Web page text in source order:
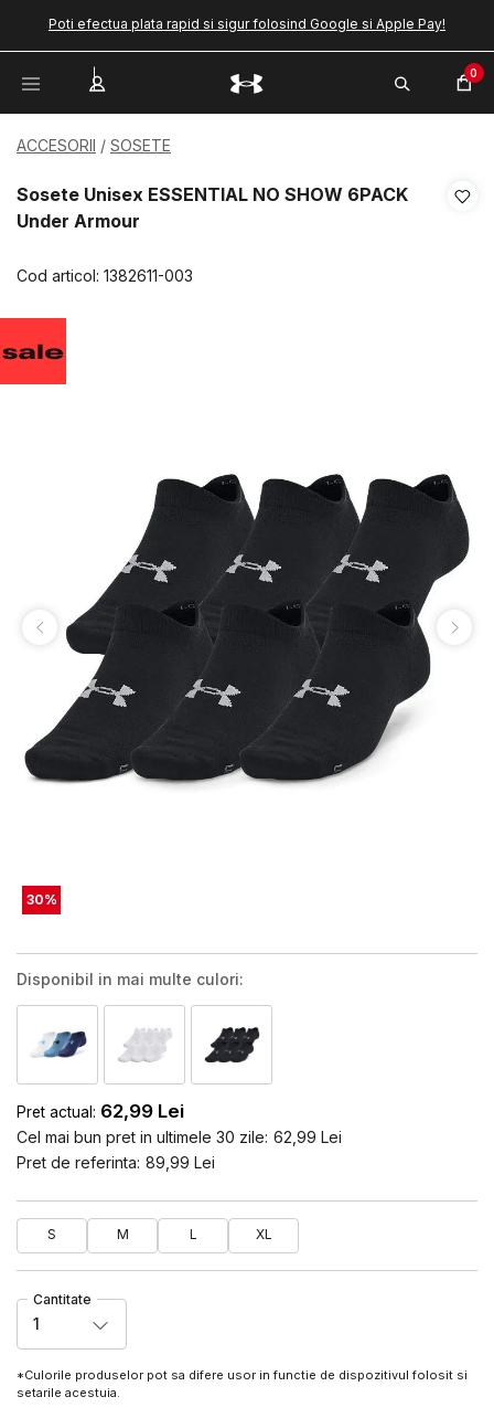
Poti efectua plata rapid si sigur folosind Google si Apple Pay!
0
ACCESORII SOSETE
Sosete Unisex ESSENTIAL NO SHOW 6PACK
Under Armour
Cod articol: 1382611-003
30%
Disponibil in mai multe culori:
Pret actual: 62,99 Lei
Cel mai bun pret in ultimele 30 zile: 62,99 Lei
Pret de referinta: 89,99 Lei
S M L XL
Cantitate
1
*Culorile produselor pot sa difere usor in functie de dispozitivul folosit si
setarile acestuia.